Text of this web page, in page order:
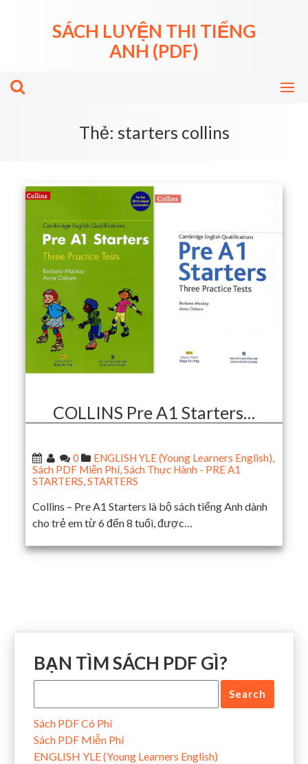
SÁCH LUYỆN THI TIẾNG
ANH (PDF)
Thẻ: starters collins
COLLINS Pre A1 Starters…
0 ENGLISH YLE (Young Learners English),
Sách PDF Miễn Phí,Sách Thực Hành - PRE A1
STARTERS,STARTERS
Collins – Pre A1 Starters là bộ sách tiếng Anh dành
cho trẻ em từ 6 đến 8 tuổi, được…
BẠN TÌM SÁCH PDF GÌ?
Sách PDF Có Phí
Sách PDF Miễn Phí
ENGLISH YLE (Young Learners English)